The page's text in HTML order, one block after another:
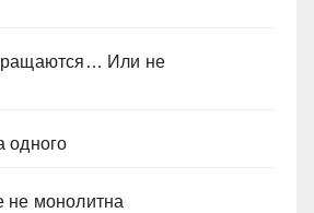
Или не
одного
не монолитна